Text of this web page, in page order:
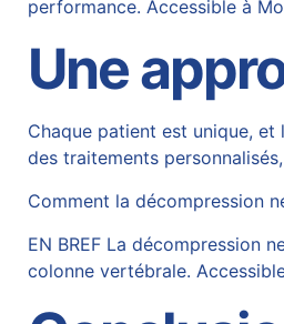
performance. Accessible à
Une
Chaque patient est unique,
des traitements
Comment la décompression
EN BREF La décompression
colonne vertébrale.